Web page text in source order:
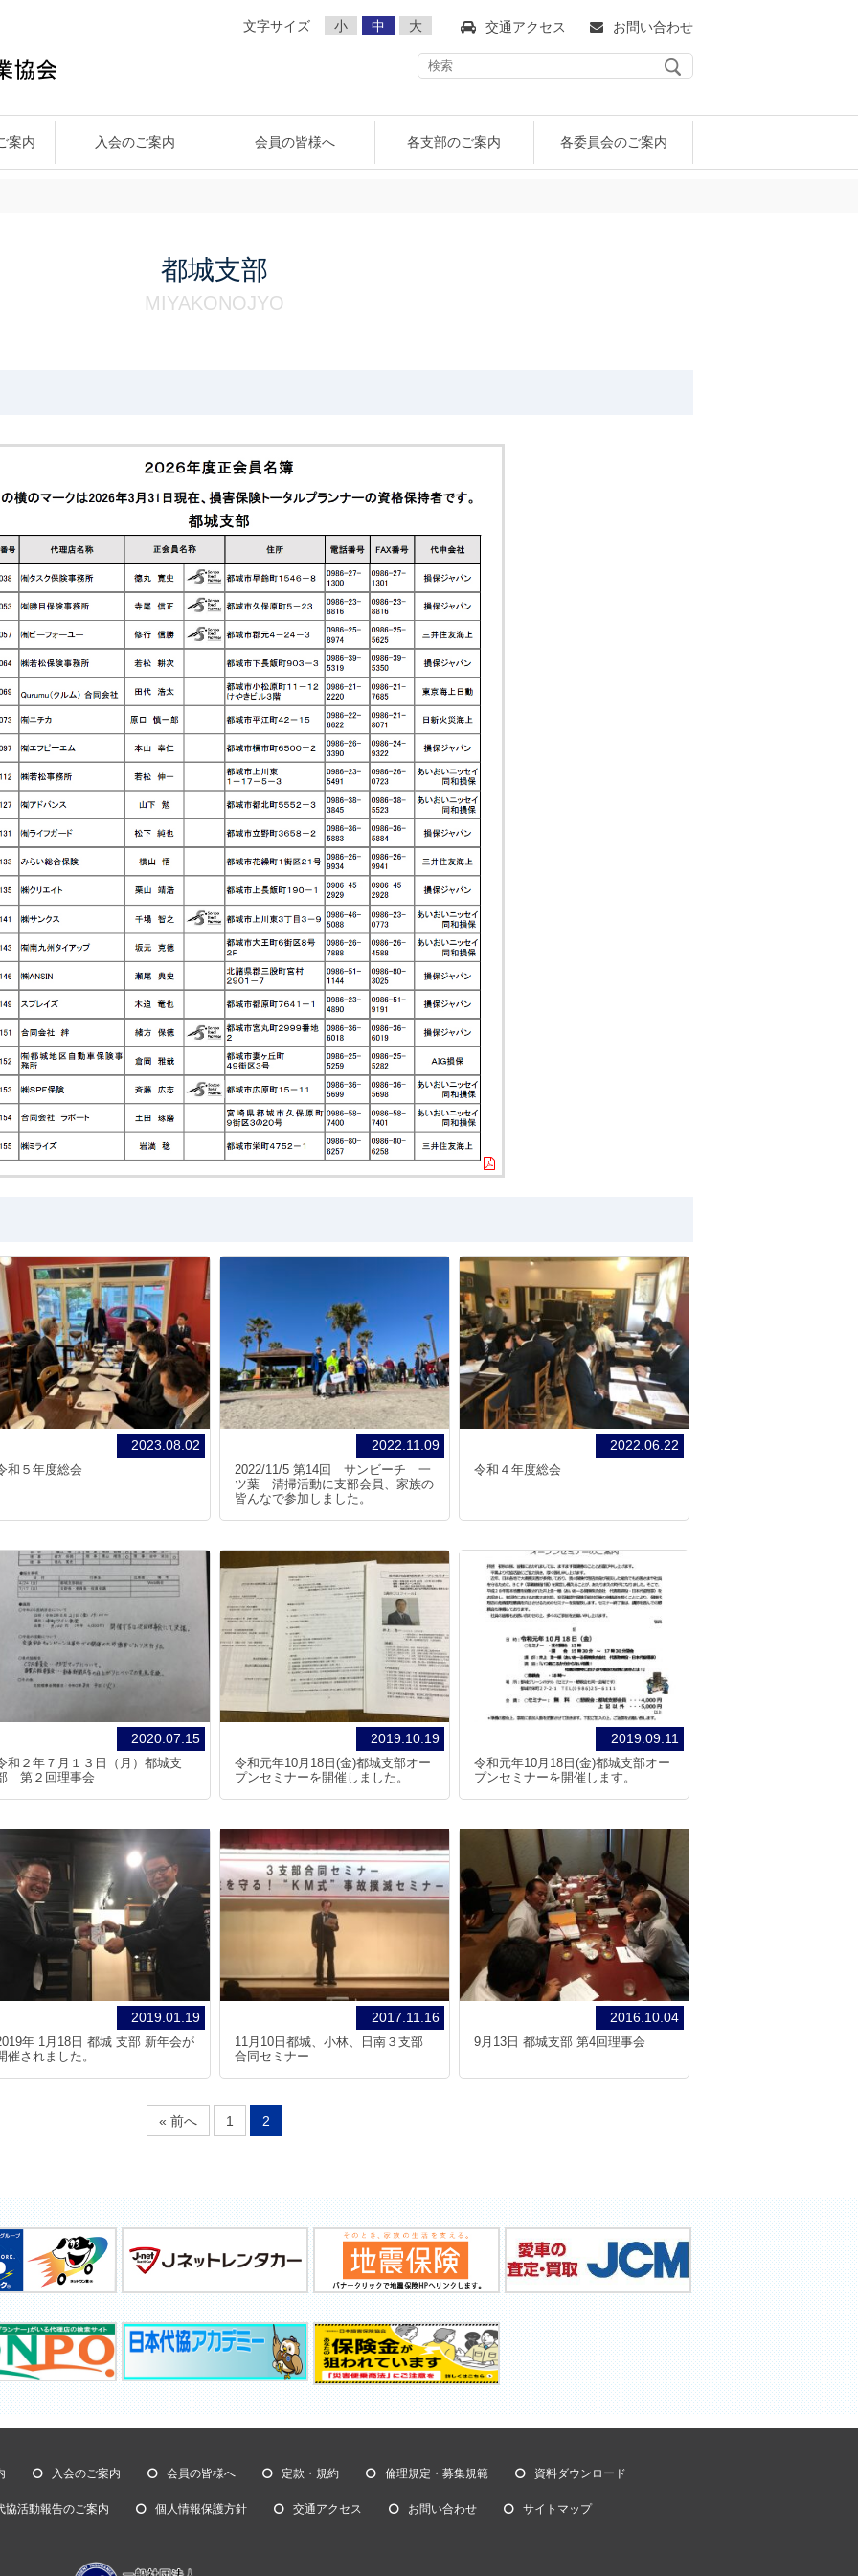
文字サイズ 小 中 大 交通アクセス お問い合わせ
案内 入会のご案内 会員の皆様へ 各支部のご案内 各委員会のご案内
都城支部
MIYAKONOJYO
2023.08.02
和５年度総会
2022.11.09
2022/11/5 第14回 サンビーチ 一
ツ葉 清掃活動に支部会員、家族の
皆んなで参加しました。
2022.06.22
令和４年度総会
2020.07.15
和２年７月１３日（月）都城支
第２回理事会
2019.10.19
令和元年10月18日(金)都城支部オー
プンセミナーを開催しました。
2019.09.11
令和元年10月18日(金)都城支部オー
プンセミナーを開催します。
2019.01.19
年 1月18日 都城 支部 新年会が
催されました。
2017.11.16
11月10日都城、小林、日南３支部
合同セミナー
2016.10.04
9月13日 都城支部 第4回理事会
« 前へ 1 2
入会のご案内 会員の皆様へ 定款・規約 倫理規定・募集規範 資料ダウンロード
協活動報告のご案内 個人情報保護方針 交通アクセス お問い合わせ サイトマップ